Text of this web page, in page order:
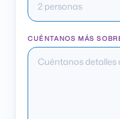
CUÉNTANOS MÁS